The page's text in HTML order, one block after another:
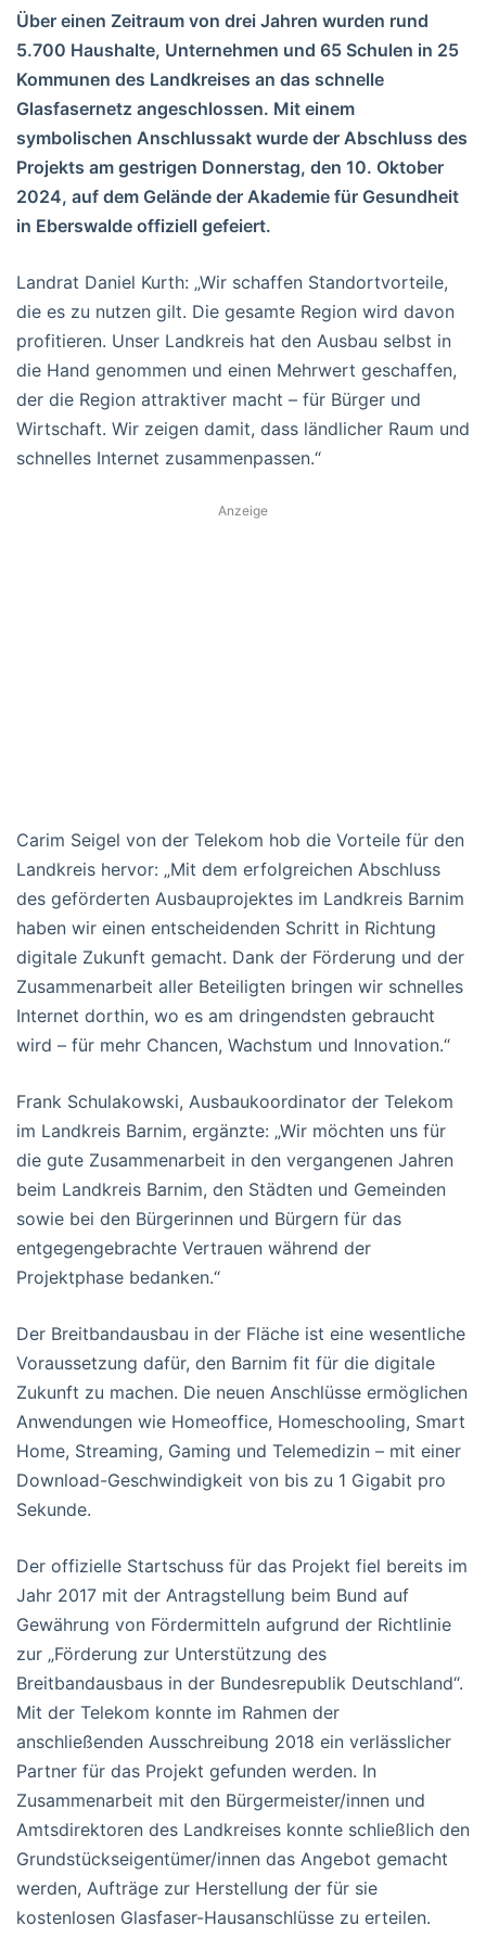
Über einen Zeitraum von drei Jahren wurden rund
5.700 Haushalte, Unternehmen und 65 Schulen in 25
Kommunen des Landkreises an das schnelle
Glasfasernetz angeschlossen. Mit einem
symbolischen Anschlussakt wurde der Abschluss des
Projekts am gestrigen Donnerstag, den 10. Oktober
2024, auf dem Gelände der Akademie für Gesundheit
in Eberswalde offiziell gefeiert.
Landrat Daniel Kurth: „Wir schaffen Standortvorteile,
die es zu nutzen gilt. Die gesamte Region wird davon
profitieren. Unser Landkreis hat den Ausbau selbst in
die Hand genommen und einen Mehrwert geschaffen,
der die Region attraktiver macht – für Bürger und
Wirtschaft. Wir zeigen damit, dass ländlicher Raum und
schnelles Internet zusammenpassen.“
Anzeige
Carim Seigel von der Telekom hob die Vorteile für den
Landkreis hervor: „Mit dem erfolgreichen Abschluss
des geförderten Ausbauprojektes im Landkreis Barnim
haben wir einen entscheidenden Schritt in Richtung
digitale Zukunft gemacht. Dank der Förderung und der
Zusammenarbeit aller Beteiligten bringen wir schnelles
Internet dorthin, wo es am dringendsten gebraucht
wird – für mehr Chancen, Wachstum und Innovation.“
Frank Schulakowski, Ausbaukoordinator der Telekom
im Landkreis Barnim, ergänzte: „Wir möchten uns für
die gute Zusammenarbeit in den vergangenen Jahren
beim Landkreis Barnim, den Städten und Gemeinden
sowie bei den Bürgerinnen und Bürgern für das
entgegengebrachte Vertrauen während der
Projektphase bedanken.“
Der Breitbandausbau in der Fläche ist eine wesentliche
Voraussetzung dafür, den Barnim fit für die digitale
Zukunft zu machen. Die neuen Anschlüsse ermöglichen
Anwendungen wie Homeoffice, Homeschooling, Smart
Home, Streaming, Gaming und Telemedizin – mit einer
Download-Geschwindigkeit von bis zu 1 Gigabit pro
Sekunde.
Der offizielle Startschuss für das Projekt fiel bereits im
Jahr 2017 mit der Antragstellung beim Bund auf
Gewährung von Fördermitteln aufgrund der Richtlinie
zur „Förderung zur Unterstützung des
Breitbandausbaus in der Bundesrepublik Deutschland“.
Mit der Telekom konnte im Rahmen der
anschließenden Ausschreibung 2018 ein verlässlicher
Partner für das Projekt gefunden werden. In
Zusammenarbeit mit den Bürgermeister/innen und
Amtsdirektoren des Landkreises konnte schließlich den
Grundstückseigentümer/innen das Angebot gemacht
werden, Aufträge zur Herstellung der für sie
kostenlosen Glasfaser-Hausanschlüsse zu erteilen.